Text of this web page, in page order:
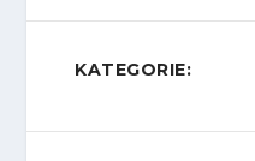
KATEGORIE: